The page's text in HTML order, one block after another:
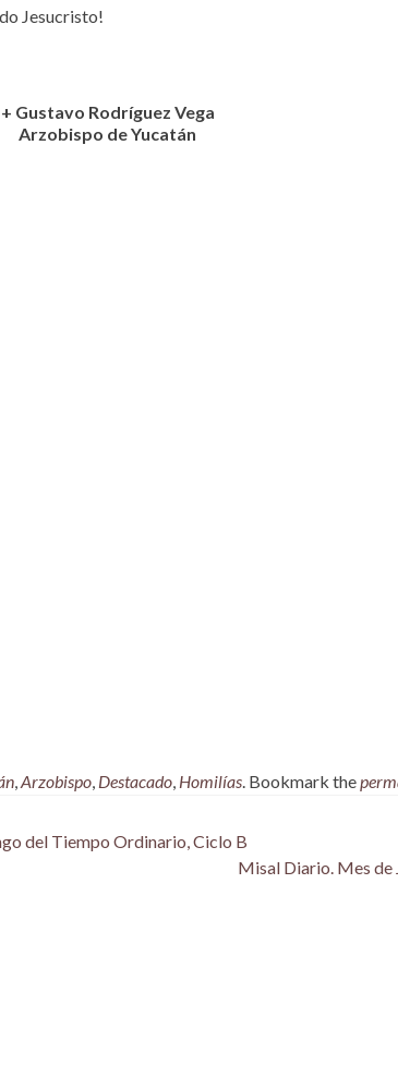
Jesucristo!
+ Gustavo Rodríguez Vega
Arzobispo de Yucatán
,Arzobispo, Destacado, Homilías. Bookmark the
del Tiempo Ordinario, Ciclo B
Misal Diario. Mes de